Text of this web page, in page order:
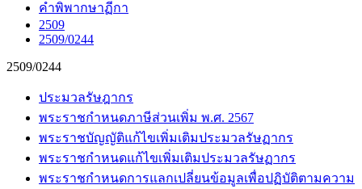
คำพิพากษาฏีกา
2509
2509/0244
2509/0244
ประมวลรัษฎากร
พระราชกำหนดภาษีส่วนเพิ่ม พ.ศ. 2567
พระราชบัญญัติแก้ไขเพิ่มเติมประมวลรัษฏากร
พระราชกำหนดแก้ไขเพิ่มเติมประมวลรัษฏากร
พระราชกำหนดการแลกเปลี่ยนข้อมูลเพื่อปฏิบัติตามความ